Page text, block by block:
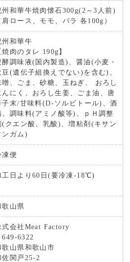
州和華牛焼肉懐石300g(2～3人前)
肩ロース、モモ、バラ 各100g）
州和華牛
焼肉のタレ 190g】
酵調味液(国内製造)、醤油(小麦・
豆(遺伝子組換えでない)を含む)、
噌、ごま、砂糖、玉ねぎ、 おろし
んにく、おろし生姜、ごま油、唐
子末/甘味料(D-ソルビトール)、酒
、調味料(アミノ酸等)、ｐＨ調整
(クエン酸、乳酸)、増粘剤(キサン
ンガム)
凍便
工日より60日(要冷凍-18℃)
歌山県
式会社Meat Factory
649-6322
歌山県和歌山市
佐関戸25-2